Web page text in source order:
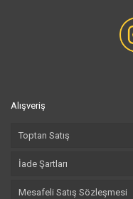
Alışveriş
Toptan Satış
İade Şartları
Mesafeli Satış Sözleşmesi